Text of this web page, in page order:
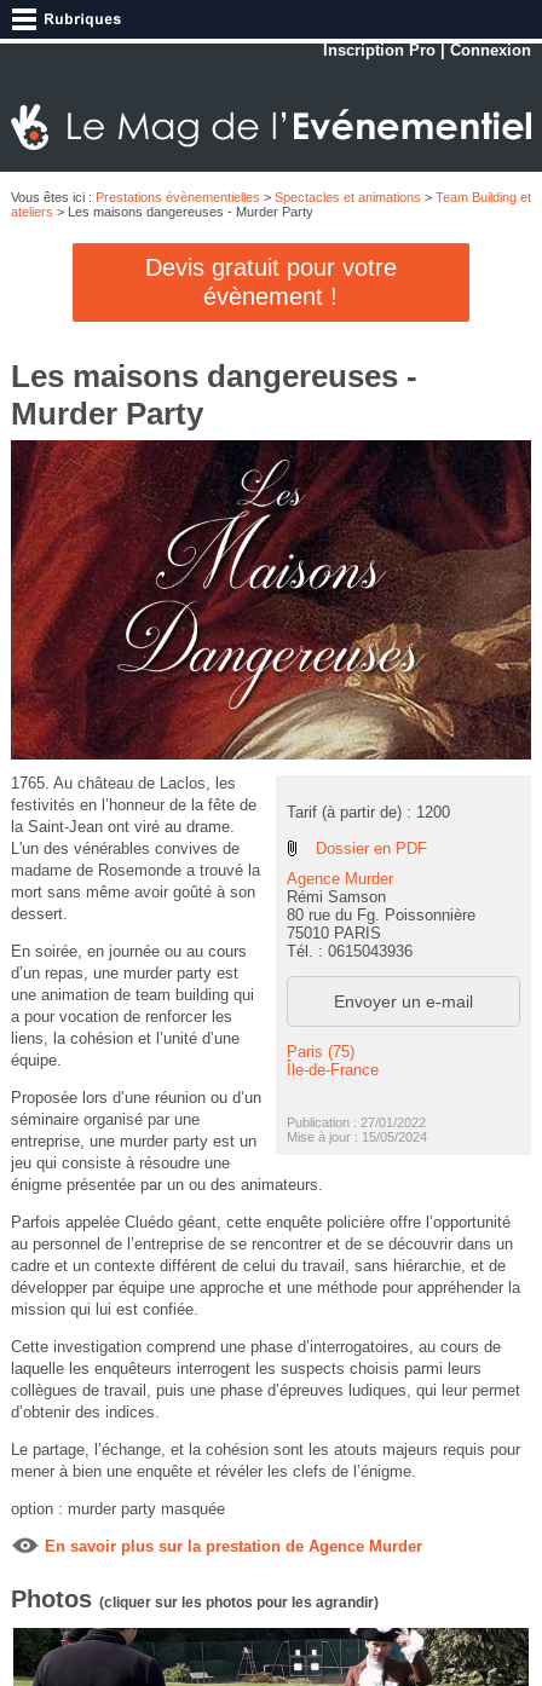
Inscription Pro |Connexion
Vous êtes ici : Prestations évènementielles > Spectacles et animations > Team Building et
ateliers > Les maisons dangereuses - Murder Party
Devis gratuit pour votre
évènement !
Les maisons dangereuses -
Murder Party
Tarif (à partir de) : 1200
Dossier en PDF
Agence Murder
Rémi Samson
80 rue du Fg. Poissonnière
75010 PARIS
Tél. : 0615043936
Envoyer un e-mail
Paris (75)
Île-de-France
Publication : 27/01/2022
Mise à jour : 15/05/2024
1765. Au château de Laclos, les
festivités en l’honneur de la fête de
la Saint-Jean ont viré au drame.
L'un des vénérables convives de
madame de Rosemonde a trouvé la
mort sans même avoir goûté à son
dessert.
En soirée, en journée ou au cours
d’un repas, une murder party est
une animation de team building qui
a pour vocation de renforcer les
liens, la cohésion et l’unité d’une
équipe.
Proposée lors d’une réunion ou d’un
séminaire organisé par une
entreprise, une murder party est un
jeu qui consiste à résoudre une
énigme présentée par un ou des animateurs.
Parfois appelée Cluédo géant, cette enquête policière offre l’opportunité
au personnel de l’entreprise de se rencontrer et de se découvrir dans un
cadre et un contexte différent de celui du travail, sans hiérarchie, et de
développer par équipe une approche et une méthode pour appréhender la
mission qui lui est confiée.
Cette investigation comprend une phase d’interrogatoires, au cours de
laquelle les enquêteurs interrogent les suspects choisis parmi leurs
collègues de travail, puis une phase d’épreuves ludiques, qui leur permet
d’obtenir des indices.
Le partage, l’échange, et la cohésion sont les atouts majeurs requis pour
mener à bien une enquête et révéler les clefs de l’énigme.
option : murder party masquée
En savoir plus sur la prestation de Agence Murder
Photos (cliquer sur les photos pour les agrandir)